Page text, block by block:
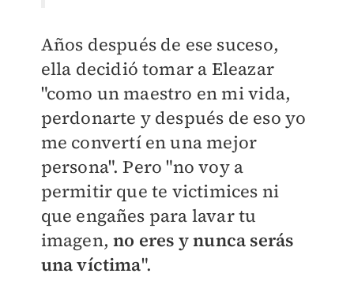
Años después de ese suceso,
ella decidió tomar a Eleazar
"como un maestro en mi vida,
perdonarte y después de eso yo
me convertí en una mejor
persona". Pero "no voy a
permitir que te victimices ni
que engañes para lavar tu
imagen,no eres y nunca serás
una víctima".